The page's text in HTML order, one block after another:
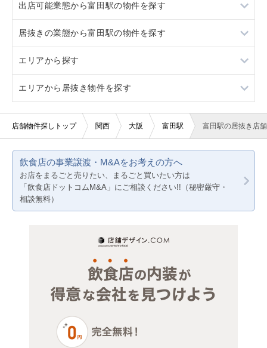
茨木市
スケルトン
20坪以下
賃料20万円以下
1階
出店可能業態から富田駅の物件を探す
重飲食
軽飲食
バー・クラブ
美容室・理容室
医療・歯科・クリニック
物販・小売
居抜きの業態から富田駅の物件を探す
居酒屋・ダイニングバー
エリアから探す
大阪
京都
エリアから居抜き物件を探す
大阪
兵庫
店舗物件探しトップ 関西 大阪 富田駅 富田駅の居抜き店
飲食店の事業譲渡・M&Aをお考えの方へ
お店をまるごと売りたい、まるごと買いたい方は
「飲食店ドットコムM&A」にご相談ください!!（秘密厳守・
相談無料）